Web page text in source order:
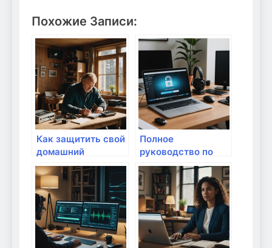
Похожие Записи:
Как защитить свой
домашний
интернет от
внешних угроз?
Полное
руководство по
безопасной
настройке
интернета для
удаленной работы:
защити свои
данные и
устройство